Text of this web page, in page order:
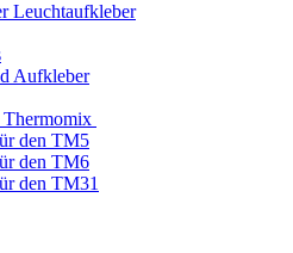
Leuchtaufkleber
Aufkleber
den TM5
den TM6
den TM31